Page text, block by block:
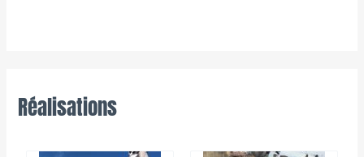
Réalisations